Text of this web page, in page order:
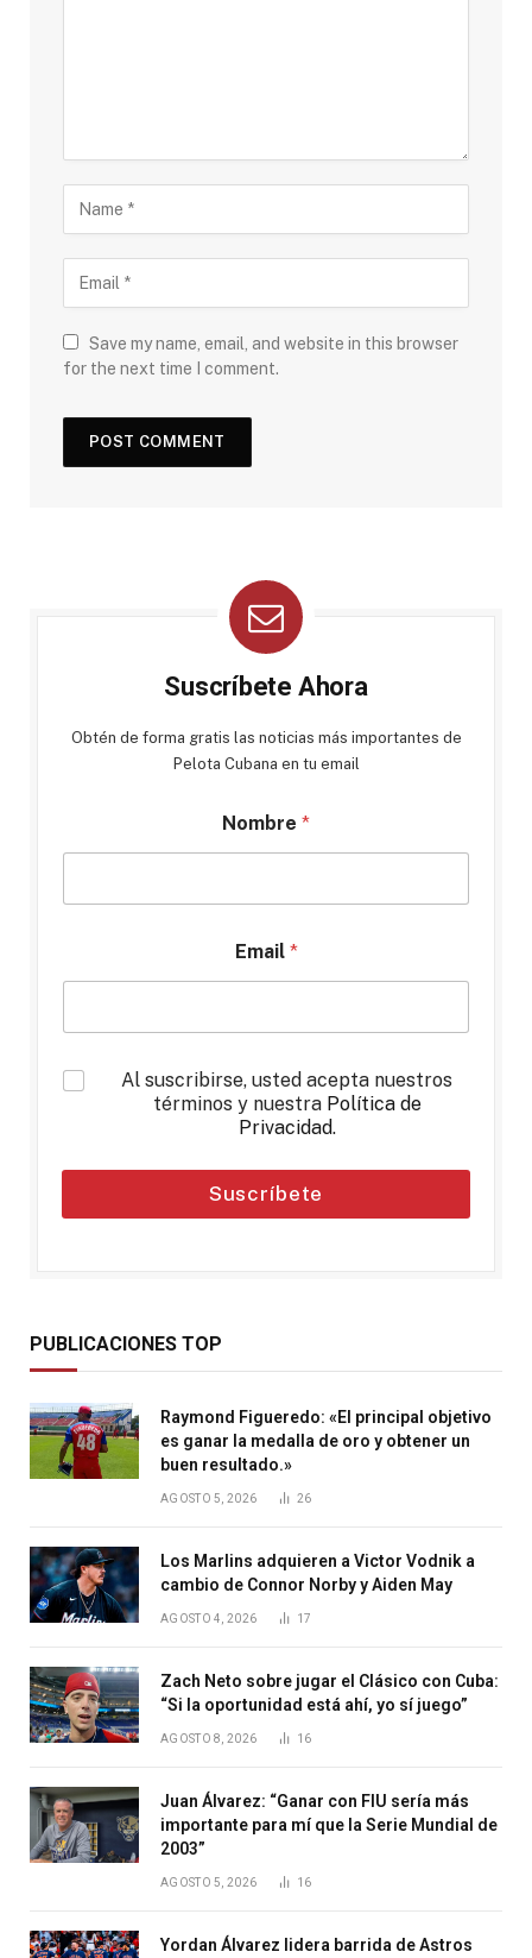
Save my name, email, and website in this browser
for the next time I comment.
Suscríbete Ahora
Obtén de forma gratis las noticias más importantes de
Pelota Cubana en tu email
Nombre *
Email *
*
Al suscribirse, usted acepta nuestros
términos y nuestra Política de
Privacidad.
Suscríbete
PUBLICACIONES TOP
Raymond Figueredo: «El principal objetivo
es ganar la medalla de oro y obtener un
buen resultado.»
AGOSTO 5, 2026 26
Los Marlins adquieren a Victor Vodnik a
cambio de Connor Norby y Aiden May
AGOSTO 4, 2026 17
Zach Neto sobre jugar el Clásico con Cuba:
“Si la oportunidad está ahí, yo sí juego”
AGOSTO 8, 2026 16
Juan Álvarez: “Ganar con FIU sería más
importante para mí que la Serie Mundial de
2003”
AGOSTO 5, 2026 16
Yordan Álvarez lidera barrida de Astros